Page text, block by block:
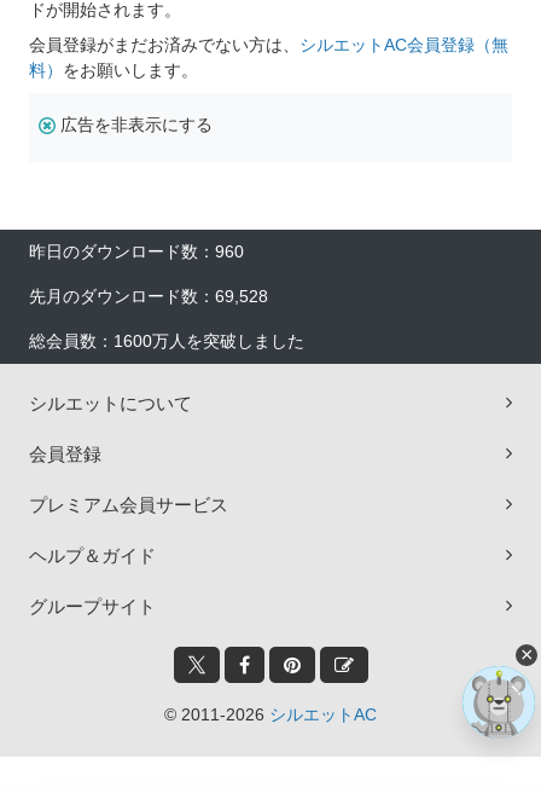
ドが開始されます。
会員登録がまだお済みでない方は、 シルエットAC会員登録（無
料） をお願いします。
広告を非表示にする
昨日のダウンロード数：960
先月のダウンロード数：69,528
総会員数：1600万人を突破しました
シルエットについて
会員登録
プレミアム会員サービス
ヘルプ＆ガイド
グループサイト
© 2011-2026 シルエットAC
×